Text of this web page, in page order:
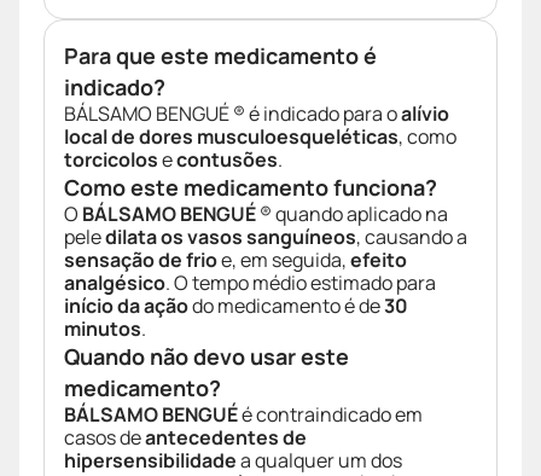
Para que este medicamento é
indicado?
BÁLSAMO BENGUÉ ® é indicado para oalívio
local de dores musculoesqueléticas, como
torcicolosecontusões.
Como este medicamento funciona?
O BÁLSAMO BENGUÉ® quando aplicado na
peledilata os vasos sanguíneos, causando a
sensação de frioe, em seguida,efeito
analgésico. O tempo médio estimado para
início da açãodo medicamento é de30
minutos.
Quando não devo usar este
medicamento?
BÁLSAMO BENGUÉé contraindicado em
casos deantecedentes de
hipersensibilidadea qualquer um dos